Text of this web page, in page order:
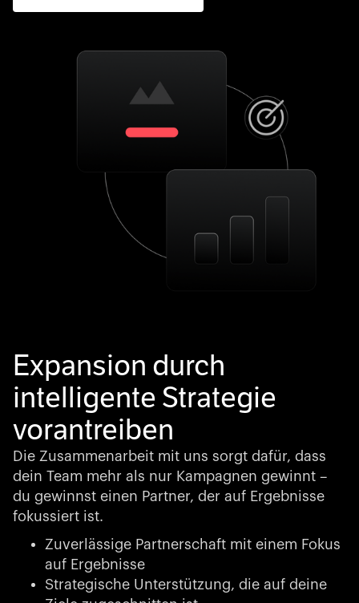
Expansion durch
intelligente Strategie
vorantreiben
Die Zusammenarbeit mit uns sorgt dafür, dass
dein Team mehr als nur Kampagnen gewinnt –
du gewinnst einen Partner, der auf Ergebnisse
fokussiert ist.
Zuverlässige Partnerschaft mit einem Fokus
auf Ergebnisse
Strategische Unterstützung, die auf deine